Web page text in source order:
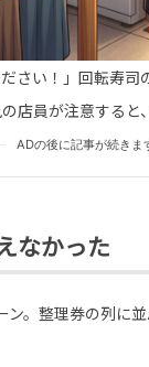
文氏「あいつも相当
に激怒
さい！」回転寿司
店員が注意すると
ADの後に記事が続きま
なかった
ン。整理券の列に